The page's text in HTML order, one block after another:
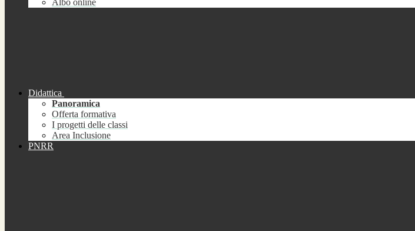
Albo online
Didattica
Panoramica
Offerta formativa
I progetti delle classi
Area Inclusione
PNRR